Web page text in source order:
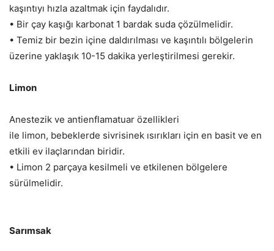
kaşıntıyı hızla azaltmak için faydalıdır.
• Bir çay kaşığı karbonat 1 bardak suda çözülmelidir.
• Temiz bir bezin içine daldırılması ve kaşıntılı bölgelerin
üzerine yaklaşık 10-15 dakika yerleştirilmesi gerekir.
Limon
Anestezik ve antienflamatuar özellikleri
ile limon, bebeklerde sivrisinek ısırıkları için en basit ve en
etkili ev ilaçlarından biridir.
• Limon 2 parçaya kesilmeli ve etkilenen bölgelere
sürülmelidir.
Sarımsak